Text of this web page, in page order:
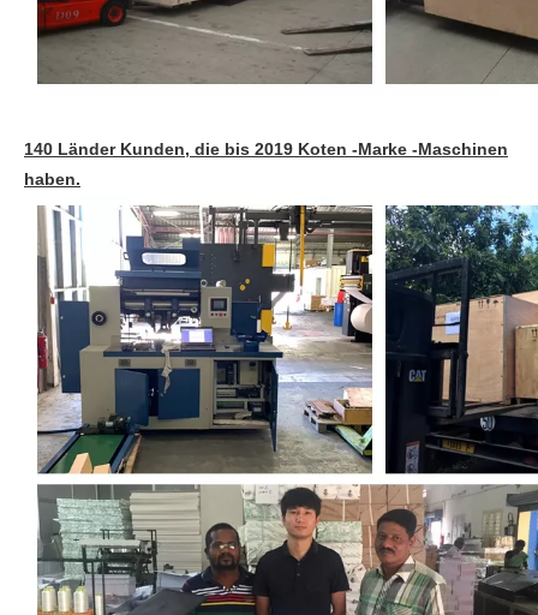
140 Länder Kunden, die bis 2019 Koten -Marke -Maschinen
haben.